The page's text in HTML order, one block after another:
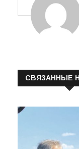
СВЯЗАННЫЕ